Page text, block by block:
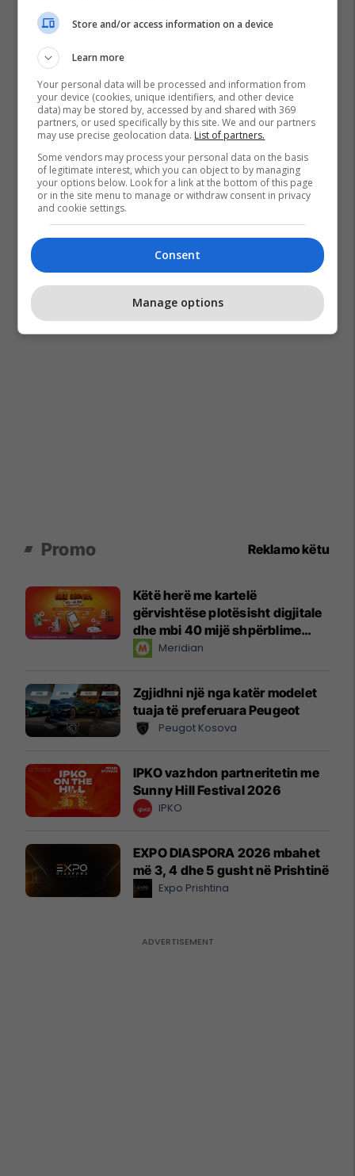
La Liga
Promo Reklamo këtu
Këtë herë me kartelë
gërvishtëse plotësisht digjitale
dhe mbi 40 mijë shpërblime
instant!Meridian
Zgjidhni një nga katër modelet
tuaja të preferuara Peugeot
Peugot Kosova
IPKO vazhdon partneritetin me
Sunny Hill Festival 2026
IPKO
EXPO DIASPORA 2026 mbahet
më 3, 4 dhe 5 gusht në Prishtinë
Expo Prishtina
Store and/or access information on a device
Learn more
Your personal data will be processed and information from
your device (cookies, unique identifiers, and other device
data) may be stored by, accessed by and shared with 369
partners, or used specifically by this site. We and our partners
may use precise geolocation data. List of partners.
Some vendors may process your personal data on the basis
of legitimate interest, which you can object to by managing
your options below. Look for a link at the bottom of this page
or in the site menu to manage or withdraw consent in privacy
and cookie settings.
Consent
Manage options